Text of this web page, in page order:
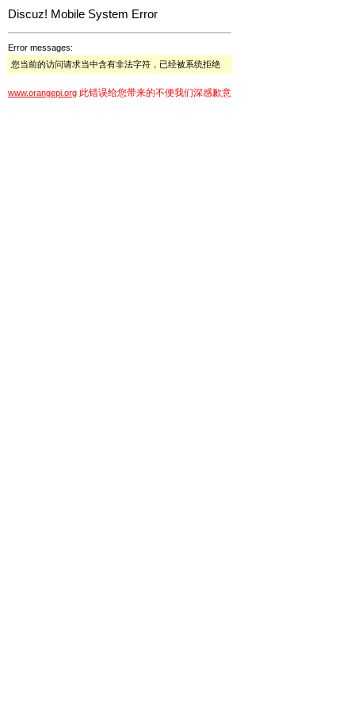
Discuz! Mobile System Error
Error messages:
您当前的访问请求当中含有非法字符，已经被系统拒绝
www.orangepi.org 此错误给您带来的不便我们深感歉意